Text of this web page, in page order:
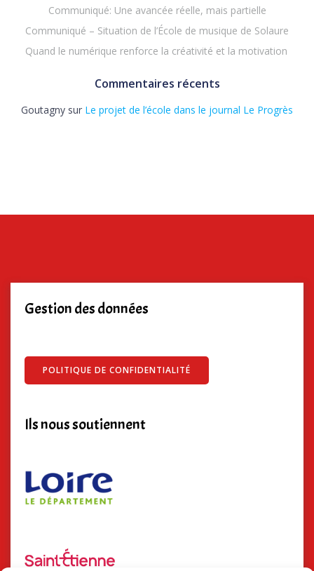
Communiqué: Une avancée réelle, mais partielle
Communiqué – Situation de l’École de musique de Solaure
Quand le numérique renforce la créativité et la motivation
Commentaires récents
Goutagny sur Le projet de l’école dans le journal Le Progrès
Gestion des données
POLITIQUE DE CONFIDENTIALITÉ
Ils nous soutiennent